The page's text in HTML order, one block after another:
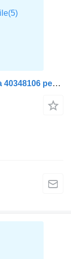
Bară de protecţie Colt bara fata dreapta 40348106 pentru cap tractor Scania